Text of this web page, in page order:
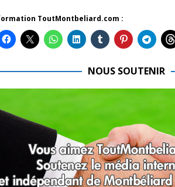
ToutMontbeliard.com :
NOUS SOUTENIR